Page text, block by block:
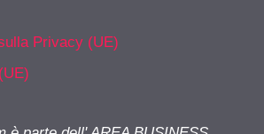
Privacy (UE)